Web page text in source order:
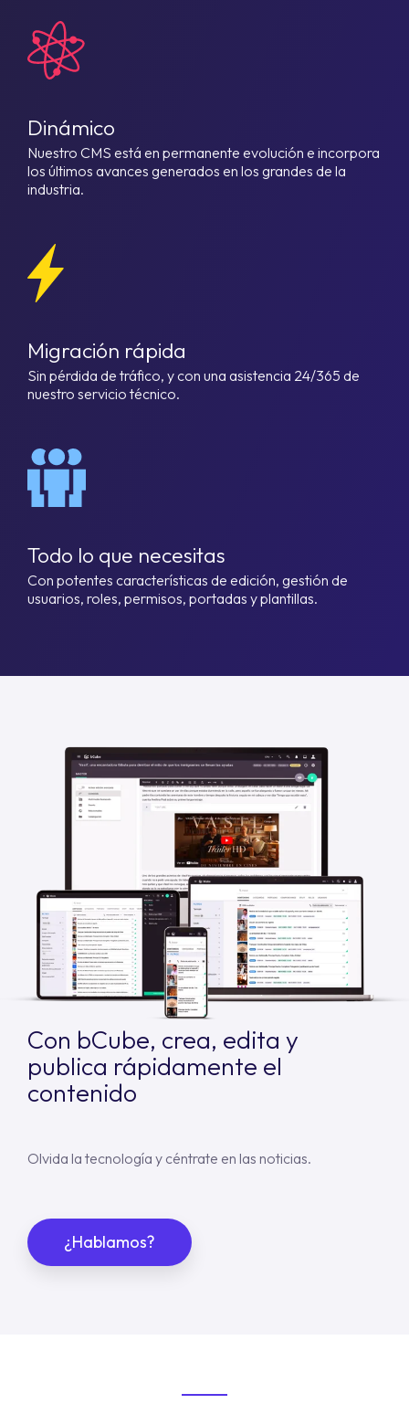
Dinámico
Nuestro CMS está en permanente evolución e incorpora
los últimos avances generados en los grandes de la
industria.
Migración rápida
Sin pérdida de tráfico, y con una asistencia 24/365 de
nuestro servicio técnico.
Todo lo que necesitas
Con potentes características de edición, gestión de
usuarios, roles, permisos, portadas y plantillas.
Con bCube, crea, edita y
publica rápidamente el
contenido
Olvida la tecnología y céntrate en las noticias.
¿Hablamos?